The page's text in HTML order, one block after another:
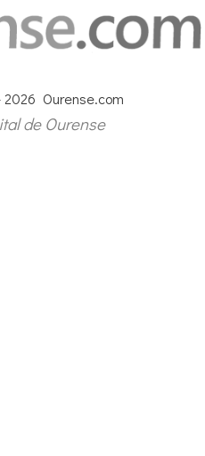
Ourense.com
de Ourense